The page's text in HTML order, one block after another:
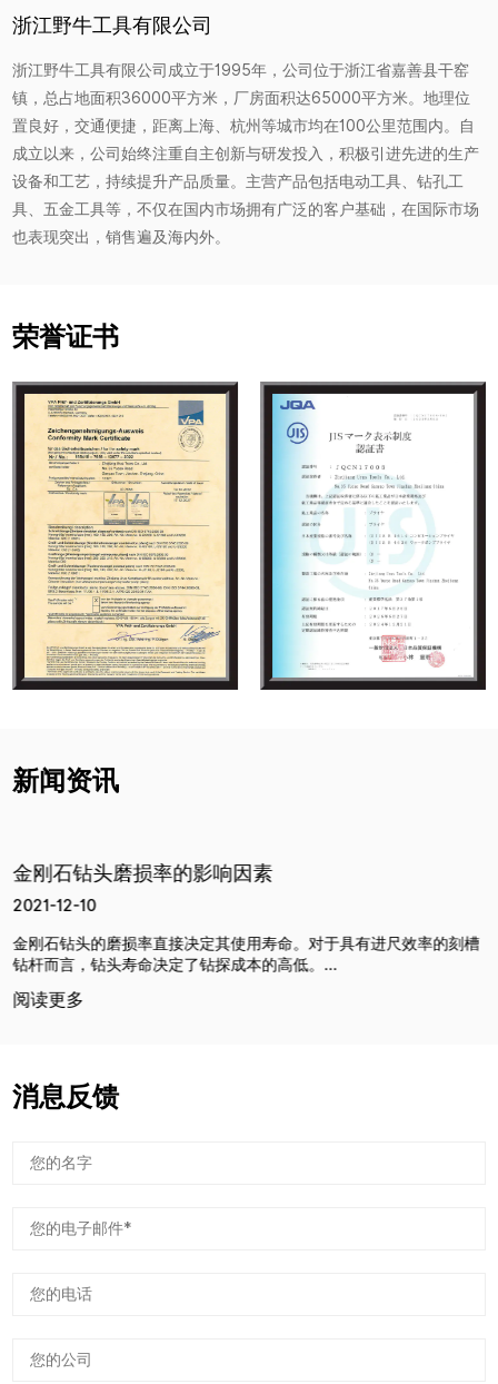
浙江野牛工具有限公司
浙江野牛工具有限公司成立于1995年，公司位于浙江省嘉善县干窑
镇，总占地面积36000平方米，厂房面积达65000平方米。地理位
置良好，交通便捷，距离上海、杭州等城市均在100公里范围内。自
成立以来，公司始终注重自主创新与研发投入，积极引进先进的生产
设备和工艺，持续提升产品质量。主营产品包括电动工具、钻孔工
具、五金工具等，不仅在国内市场拥有广泛的客户基础，在国际市场
也表现突出，销售遍及海内外。
荣誉证书
新闻资讯
金刚石钻头磨损率的影响因素
2021-12-10
金刚石钻头的磨损率直接决定其使用寿命。对于具有进尺效率的刻槽
钻杆而言，钻头寿命决定了钻探成本的高低。...
阅读更多
消息反馈